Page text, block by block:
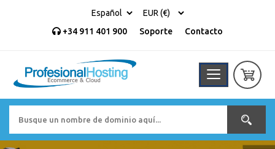
+34 911 401 900 Soporte Contacto